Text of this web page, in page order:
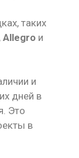
таких
Allegro и
и
дней в
Это
в